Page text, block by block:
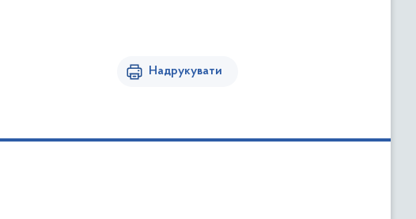
Надрукувати